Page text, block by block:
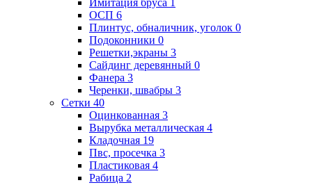
Имитация бруса 1
ОСП 6
Плинтус, обналичник, уголок 0
Подоконники 0
Решетки,экраны 3
Сайдинг деревянный 0
Фанера 3
Черенки, швабры 3
Сетки 40
Оцинкованная 3
Вырубка металлическая 4
Кладочная 19
Пвс, просечка 3
Пластиковая 4
Рабица 2